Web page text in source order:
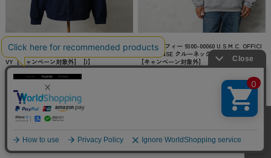
新品 米軍 U.S.NAVY オフィシャルライセンス
トレーニング スウェット ジップ フーディ NA
VY【キャンペーン対象外】【I】
SOFFE ソフィー 9300-00060 U.S.M.C. OFFICI
AL LICENSE クルーネック スウェットシャツ
【キャンペーン対象外】【I】
(税込)